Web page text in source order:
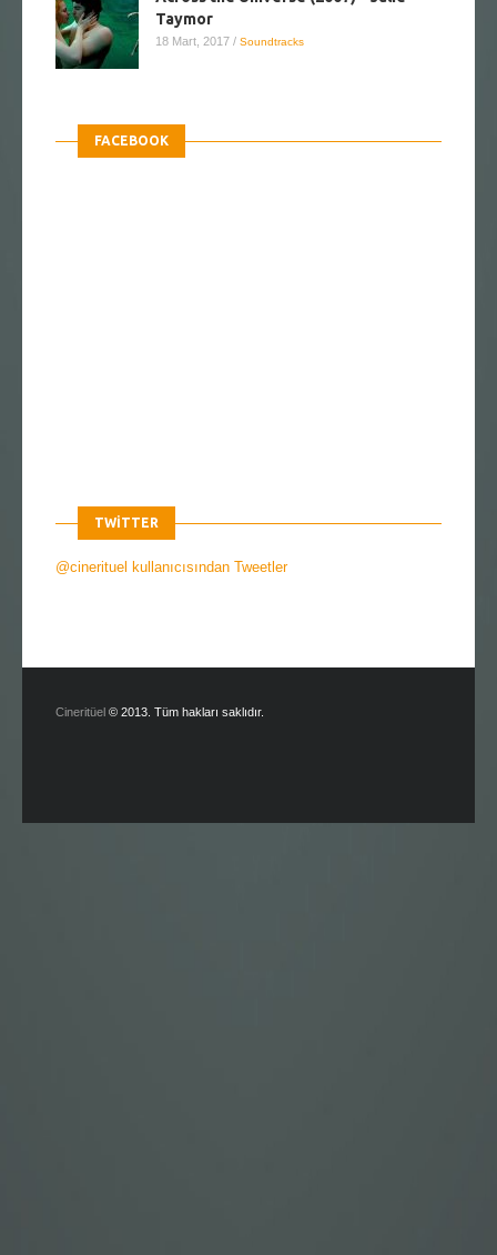
Taymor
18 Mart, 2017 / Soundtracks
FACEBOOK
TWITTER
@cinerituel kullanıcısından Tweetler
Cineritüel © 2013. Tüm hakları saklıdır.